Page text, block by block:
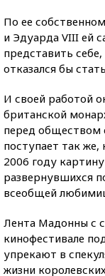
По ее
и Эдуарда VIII ей
представить
отказался бы
И своей работой
британской
перед обществом
поступает так
2006 году
развернувшихся
всеобщей
Лента Мадонны с
кинофестивале
упрекают в
жизни